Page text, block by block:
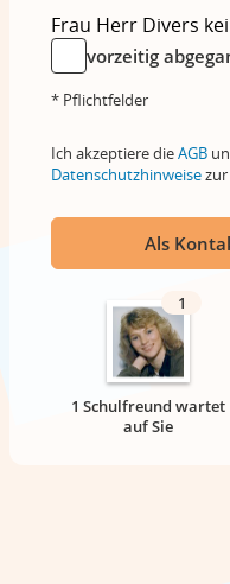
Frau Herr Divers
vorzeitig
* Pflichtfelder
Ich akzeptiere dieAGB
Datenschutzhinweise
Als
1
1 Schulfreund wartet
auf Sie